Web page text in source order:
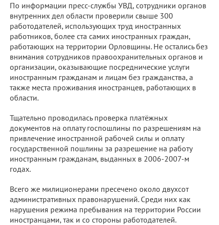
По информации пресс-службы УВД, сотрудники органов
внутренних дел области проверили свыше 300
работодателей, использующих труд иностранных
работников, более ста самих иностранных граждан,
работающих на территории Орловщины. Не остались без
внимания сотрудников правоохранительных органов и
организации, оказывающие посреднические услуги
иностранным гражданам и лицам без гражданства, а
также места проживания иностранцев, работающих в
области.
Тщательно проводилась проверка платёжных
документов на оплату госпошлины по разрешениям на
привлечение иностранной рабочей силы и оплату
государственной пошлины за разрешение на работу
иностранным гражданам, выданных в 2006-2007-м
годах.
Всего же милиционерами пресечено около двухсот
административных правонарушений. Среди них как
нарушения режима пребывания на территории России
иностранцами, так и со стороны работодателей.